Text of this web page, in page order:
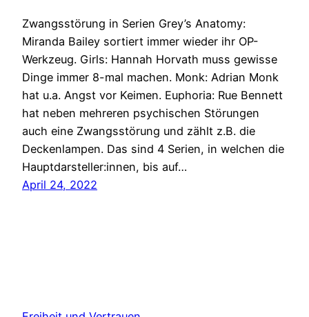
Zwangsstörung in Serien Grey’s Anatomy:
Miranda Bailey sortiert immer wieder ihr OP-
Werkzeug. Girls: Hannah Horvath muss gewisse
Dinge immer 8-mal machen. Monk: Adrian Monk
hat u.a. Angst vor Keimen. Euphoria: Rue Bennett
hat neben mehreren psychischen Störungen
auch eine Zwangsstörung und zählt z.B. die
Deckenlampen. Das sind 4 Serien, in welchen die
Hauptdarsteller:innen, bis auf…
April 24, 2022